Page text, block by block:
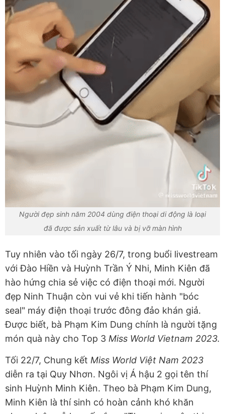
Người đẹp sinh năm 2004 dùng điện thoại di động là loại
đã được sản xuất từ lâu và bị vỡ màn hình
Tuy nhiên vào tối ngày 26/7, trong buổi livestream
với Đào Hiền và Huỳnh Trần Ý Nhi, Minh Kiên đã
hào hứng chia sẻ việc có điện thoại mới. Người
đẹp Ninh Thuận còn vui vẻ khi tiến hành "bóc
seal" máy điện thoại trước đông đảo khán giả.
Được biết, bà Phạm Kim Dung chính là người tặng
món quà này cho Top 3 Miss World Vietnam 2023.
Tối 22/7, Chung kết Miss World Việt Nam 2023
diễn ra tại Quy Nhơn. Ngôi vị Á hậu 2 gọi tên thí
sinh Huỳnh Minh Kiên. Theo bà Phạm Kim Dung,
Minh Kiên là thí sinh có hoàn cảnh khó khăn